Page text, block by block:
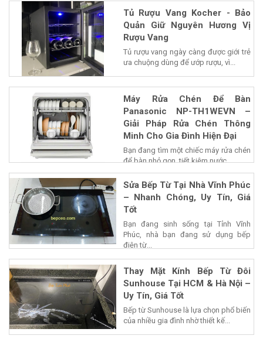
Tủ Rượu Vang Kocher - Bảo
Quản Giữ Nguyên Hương Vị
Rượu Vang
Tủ rượu vang ngày càng được giới trẻ
ưa chuộng dùng để ướp rượu, vì...
Máy Rửa Chén Để Bàn
Panasonic NP-TH1WEVN –
Giải Pháp Rửa Chén Thông
Minh Cho Gia Đình Hiện Đại
Bạn đang tìm một chiếc máy rửa chén
để bàn nhỏ gọn, tiết kiệm nước...
Sửa Bếp Từ Tại Nhà Vĩnh Phúc
– Nhanh Chóng, Uy Tín, Giá
Tốt
Bạn đang sinh sống tại Tỉnh Vĩnh
Phúc, nhà bạn đang sử dụng bếp
điện từ...
Thay Mặt Kính Bếp Từ Đôi
Sunhouse Tại HCM & Hà Nội –
Uy Tín, Giá Tốt
Bếp từ Sunhouse là lựa chọn phổ biến
của nhiều gia đình nhờ thiết kế...